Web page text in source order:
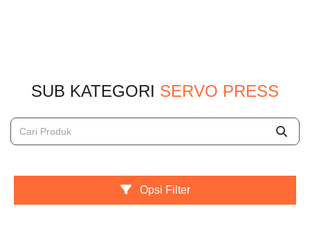
SUB KATEGORI SERVO PRESS
Opsi Filter